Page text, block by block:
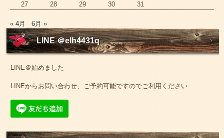
27
28 29 30 31
« 4月 6月 »
LINE ＠elh4431q
LINE＠始めました
LINEからお問い合わせ、ご予約可能ですのでご利用ください